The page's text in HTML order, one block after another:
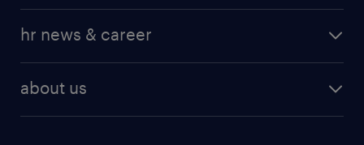
hr news & career
about us